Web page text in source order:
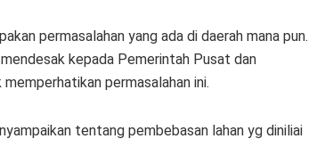
permasalahan yang ada di daerah mana pun.
kepada Pemerintah Pusat dan
permasalahan ini.
tentang pembebasan lahan yg diniliai